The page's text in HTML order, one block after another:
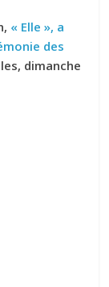
« Elle », a
des
dimanche